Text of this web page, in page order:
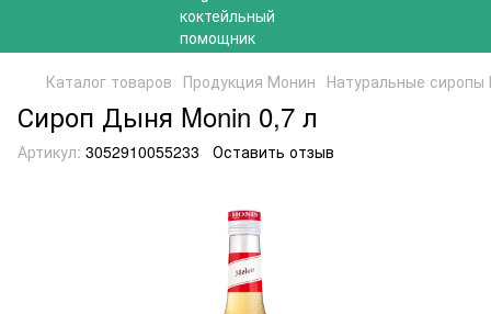
Каталог товаров Продукция Монин Натуральные
Сироп Дыня Monin 0,7 л
Артикул: 3052910055233 Оставить отзыв